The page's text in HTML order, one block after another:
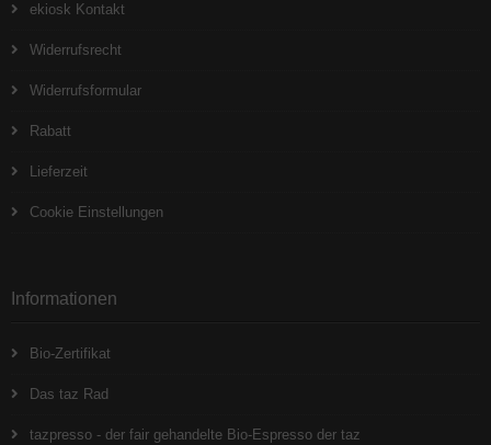
ekiosk Kontakt
Widerrufsrecht
Widerrufsformular
Rabatt
Lieferzeit
Cookie Einstellungen
Informationen
Bio-Zertifikat
Das taz Rad
tazpresso - der fair gehandelte Bio-Espresso der taz